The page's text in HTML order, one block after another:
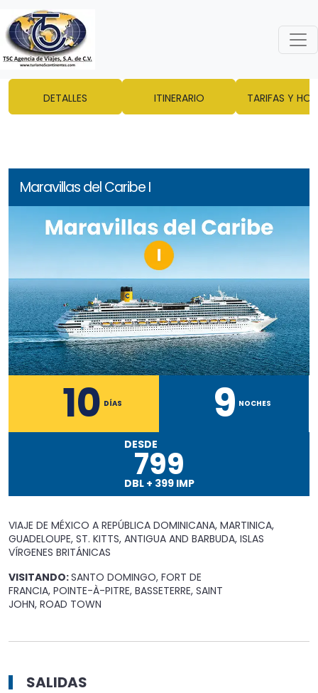
DETALLES ITINERARIO TARIFAS Y
Maravillas del Caribe I
10 DÍAS 9 NOCHES
DESDE
799
DBL+ 399IMP
VIAJE DE MÉXICO A REPÚBLICA DOMINICANA, MARTINICA,
GUADELOUPE, ST. KITTS, ANTIGUA AND BARBUDA, ISLAS
VÍRGENES BRITÁNICAS
VISITANDO:SANTO DOMINGO, FORT DE
FRANCIA, POINTE-À-PITRE, BASSETERRE, SAINT
JOHN, ROAD TOWN
SALIDAS